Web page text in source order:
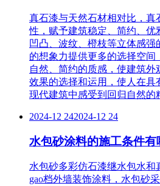
真石漆与天然石材相对比，真
性，赋予建筑稳定、简约、优
凹凸、波纹、橙枝等立体感
的想象力提供更多的选择空间
自然、简约的质感，使建筑外
效果的选择和运用，使人在具
现代建筑中感受到回归自然的
2024-12 242024-12 24
水包砂涂料的施工条件有
水包砂多彩仿石漆继水包水和
gao档外墙装饰涂料，水包砂